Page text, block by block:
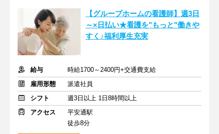
【グループホームの看護師】週3日
～×日払い★看護を"もっと"働きや
すく♪福利厚生充実
給与
時給1700～2400円+交通費支給
雇用形態
派遣社員
シフト
週3日以上 1日8時間以上
アクセス
平安通駅
徒歩8分